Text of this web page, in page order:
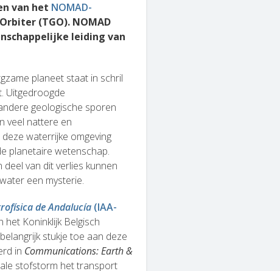
van het NOMAD-
(TGO). NOMAD
leiding van
planeet staat in schril
Uitgedroogde
geologische sporen
veel nattere en
waterrijke omgeving
planetaire wetenschap.
van dit verlies kunnen
een mysterie.
de Andalucía (IAA-
het Koninklijk Belgisch
stukje toe aan deze
in Communications: Earth &
stofstorm het transport